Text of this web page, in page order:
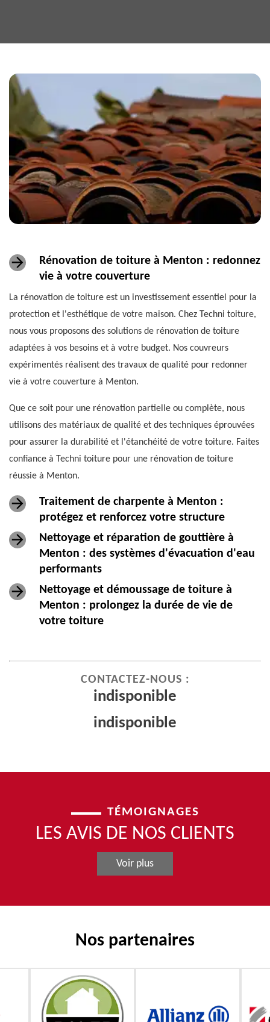
Rénovation de toiture à Menton : redonnez
vie à votre couverture
La rénovation de toiture est un investissement essentiel pour la
protection et l'esthétique de votre maison. Chez Techni toiture,
nous vous proposons des solutions de rénovation de toiture
adaptées à vos besoins et à votre budget. Nos couvreurs
expérimentés réalisent des travaux de qualité pour redonner
vie à votre couverture à Menton.
Que ce soit pour une rénovation partielle ou complète, nous
utilisons des matériaux de qualité et des techniques éprouvées
pour assurer la durabilité et l'étanchéité de votre toiture. Faites
confiance à Techni toiture pour une rénovation de toiture
réussie à Menton.
Traitement de charpente à Menton :
protégez et renforcez votre structure
Nettoyage et réparation de gouttière à
Menton : des systèmes d'évacuation d'eau
performants
Nettoyage et démoussage de toiture à
Menton : prolongez la durée de vie de
votre toiture
CONTACTEZ-NOUS :
indisponible
indisponible
TÉMOIGNAGES
LES AVIS DE NOS CLIENTS
Voir plus
Nos partenaires